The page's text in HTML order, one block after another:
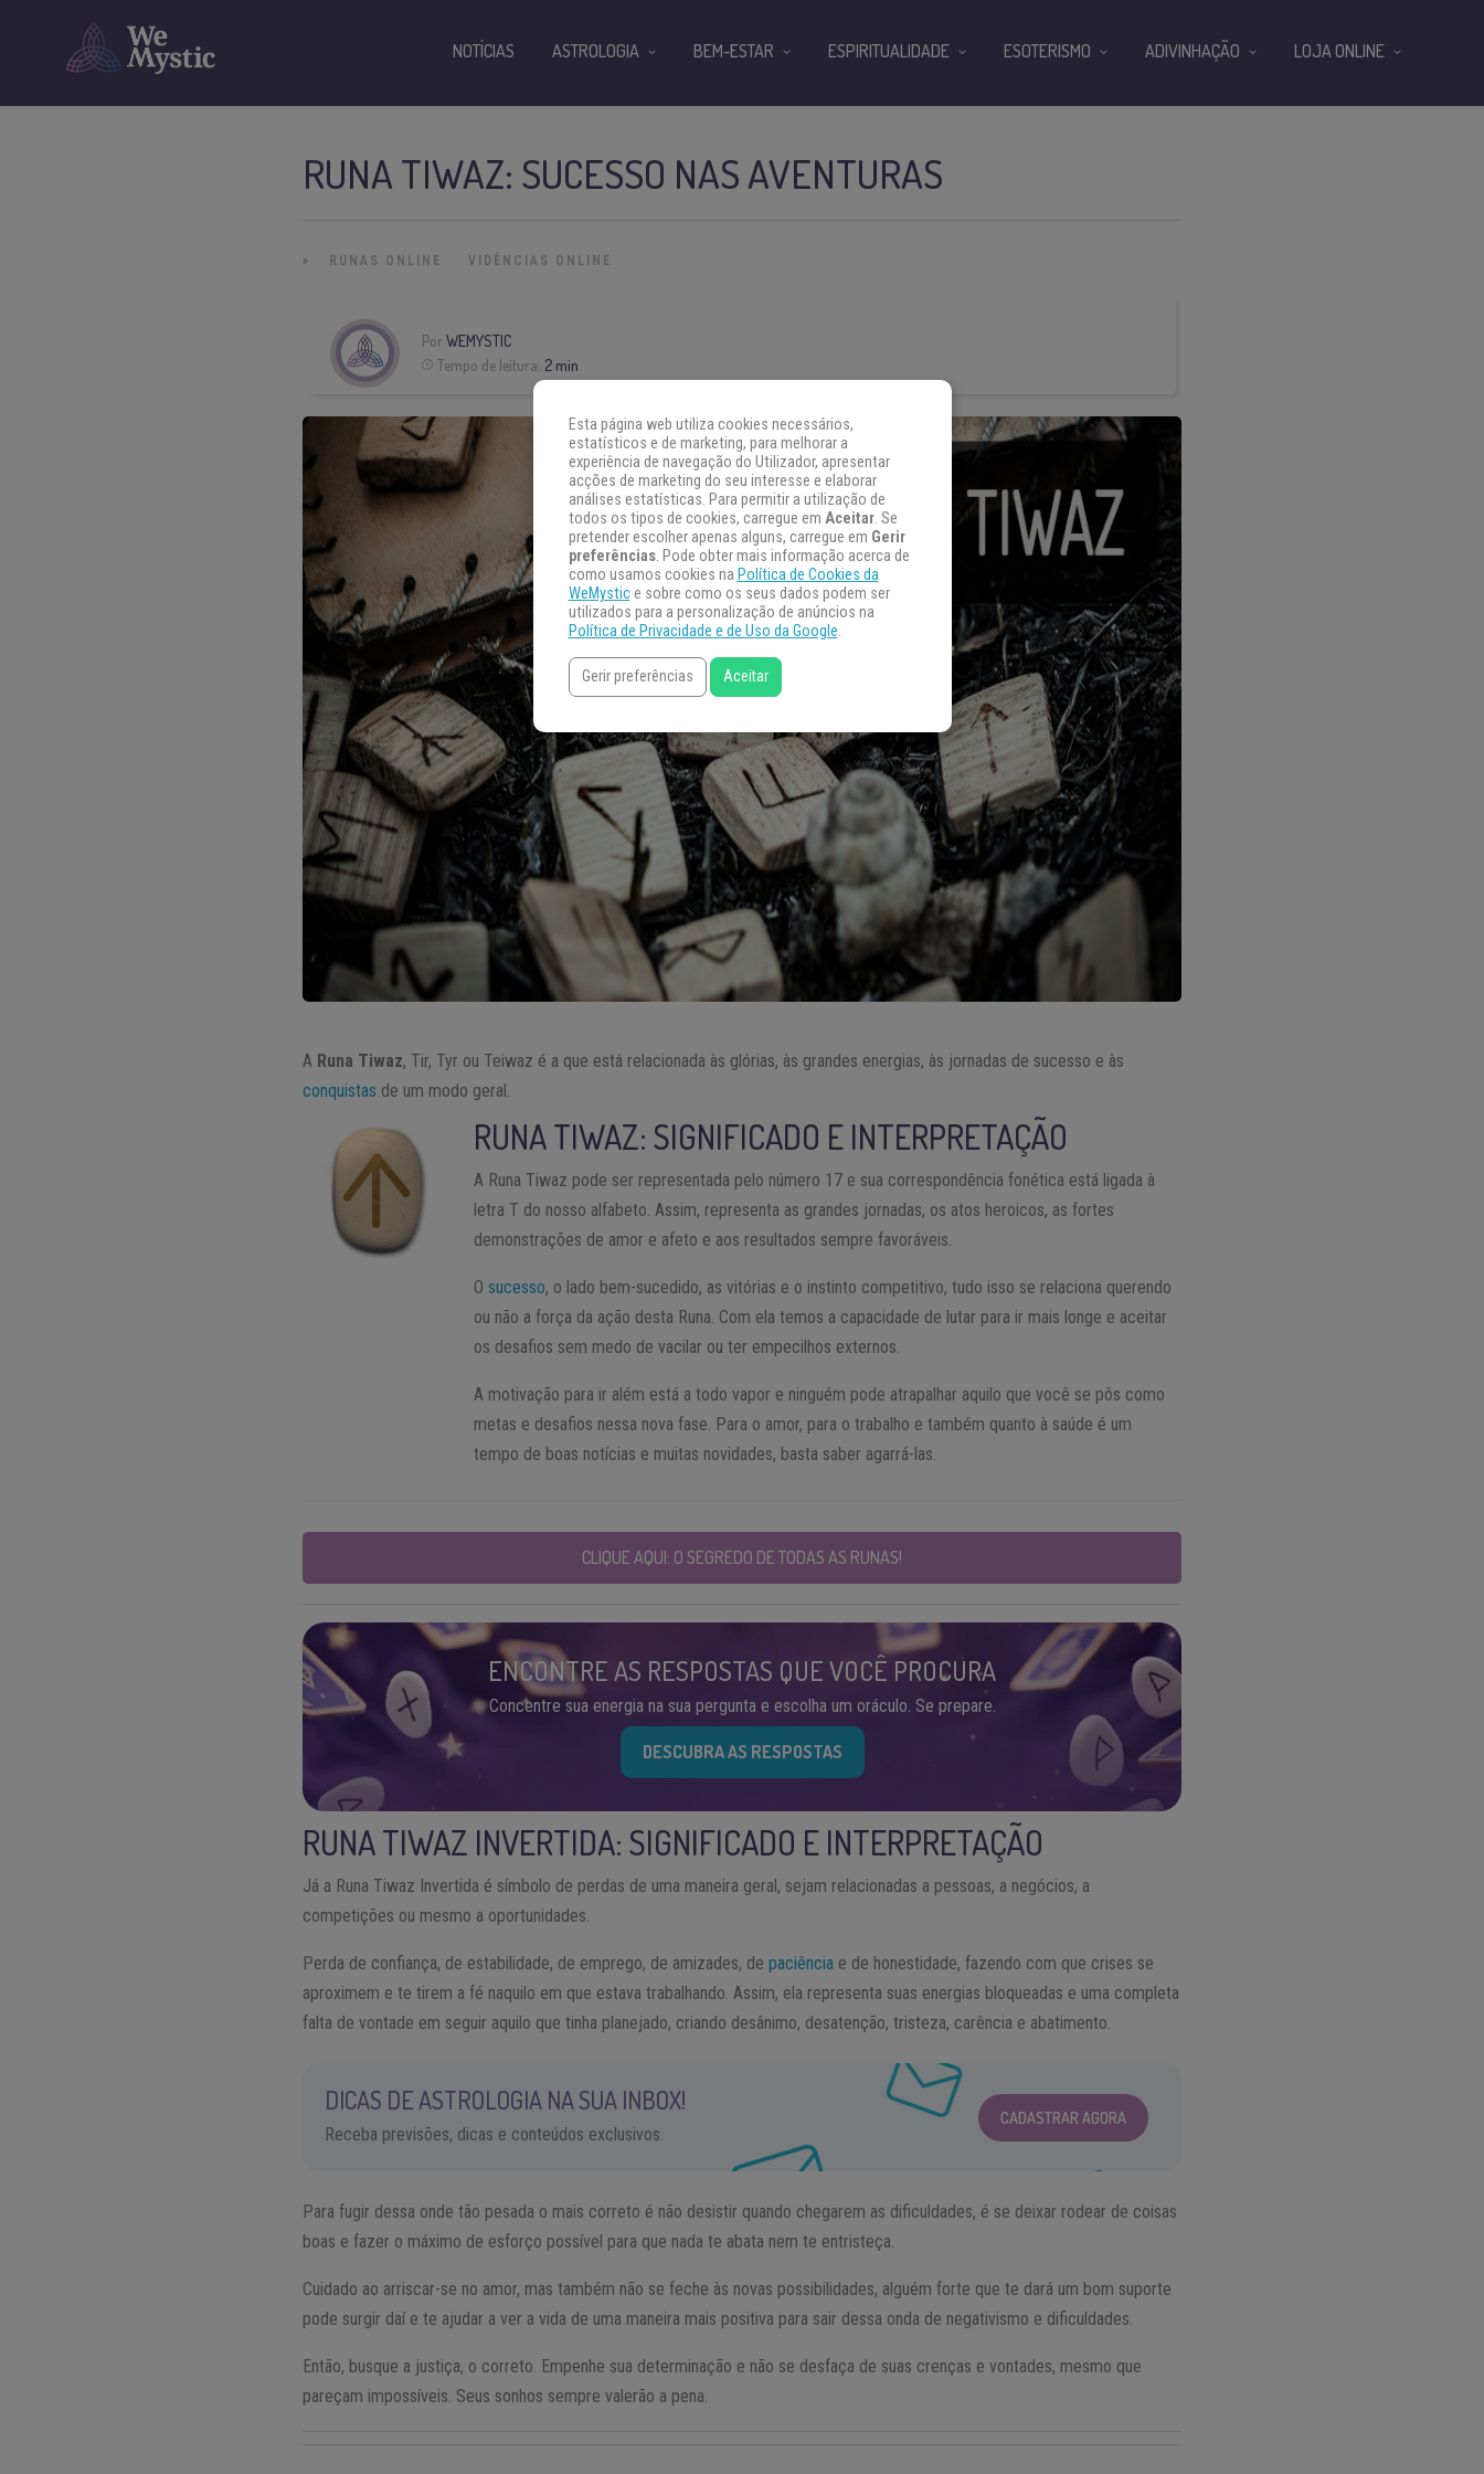
RUNA TIWAZ: SUCESSO NAS AVENTURAS
» RUNAS ONLINE VIDÊNCIAS ONLINE
PorWEMYSTIC
Tempo de leitura: 2 min
A Runa Tiwaz, Tir, Tyr ou Teiwaz é a que está relacionada às glórias, às grandes energias, às jornadas de sucesso e às
conquistas de um modo geral.
RUNA TIWAZ: SIGNIFICADO E INTERPRETAÇÃO
A Runa Tiwaz pode ser representada pelo número 17 e sua correspondência fonética está ligada à
letra T do nosso alfabeto. Assim, representa as grandes jornadas, os atos heroicos, as fortes
demonstrações de amor e afeto e aos resultados sempre favoráveis.
Osucesso, o lado bem-sucedido, as vitórias e o instinto competitivo, tudo isso se relaciona querendo
ou não a força da ação desta Runa. Com ela temos a capacidade de lutar para ir mais longe e aceitar
os desafios sem medo de vacilar ou ter empecilhos externos.
A motivação para ir além está a todo vapor e ninguém pode atrapalhar aquilo que você se pôs como
metas e desafios nessa nova fase. Para o amor, para o trabalho e também quanto à saúde é um
tempo de boas notícias e muitas novidades, basta saber agarrá-las.
CLIQUE AQUI: O SEGREDO DE TODAS AS RUNAS!
ENCONTRE AS RESPOSTAS QUE VOCÊ PROCURA
Concentre sua energia na sua pergunta e escolha um oráculo. Se prepare.
DESCUBRA AS RESPOSTAS
RUNA TIWAZ INVERTIDA: SIGNIFICADO E INTERPRETAÇÃO
Já a Runa Tiwaz Invertida é símbolo de perdas de uma maneira geral, sejam relacionadas a pessoas, a negócios, a
competições ou mesmo a oportunidades.
Perda de confiança, de estabilidade, de emprego, de amizades, depaciência e de honestidade, fazendo com que crises se
aproximem e te tirem a fé naquilo em que estava trabalhando. Assim, ela representa suas energias bloqueadas e uma completa
falta de vontade em seguir aquilo que tinha planejado, criando desânimo, desatenção, tristeza, carência e abatimento.
DICAS DE ASTROLOGIA NA SUA INBOX!
Receba previsões, dicas e conteúdos exclusivos.
CADASTRAR AGORA
Para fugir dessa onde tão pesada o mais correto é não desistir quando chegarem as dificuldades, é se deixar rodear de coisas
boas e fazer o máximo de esforço possível para que nada te abata nem te entristeça.
Cuidado ao arriscar-se no amor, mas também não se feche às novas possibilidades, alguém forte que te dará um bom suporte
pode surgir daí e te ajudar a ver a vida de uma maneira mais positiva para sair dessa onda de negativismo e dificuldades.
Então, busque a justiça, o correto. Empenhe sua determinação e não se desfaça de suas crenças e vontades, mesmo que
pareçam impossíveis. Seus sonhos sempre valerão a pena.
NOTÍCIAS ASTROLOGIA BEM-ESTAR ESPIRITUALIDADE ESOTERISMO ADIVINHAÇÃO LOJA ONLINE
Esta página web utiliza cookies necessários,
estatísticos e de marketing, para melhorar a
experiência de navegação do Utilizador, apresentar
acções de marketing do seu interesse e elaborar
análises estatísticas. Para permitir a utilização de
todos os tipos de cookies, carregue em Aceitar. Se
pretender escolher apenas alguns, carregue em Gerir
preferências. Pode obter mais informação acerca de
como usamos cookies na Política de Cookies da
WeMystice sobre como os seus dados podem ser
utilizados para a personalização de anúncios na
Política de Privacidade e de Uso da Google.
Gerir preferências Aceitar